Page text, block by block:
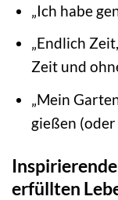
„Ich habe
„Endlich
Zeit und
„Mein
gießen
erfüllten